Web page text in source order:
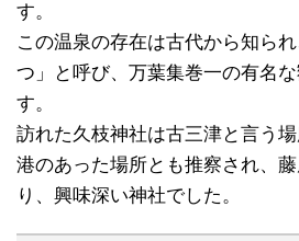
す。
この温泉の存在は古代から知ら
つ」と呼び、万葉集巻一の有名
す。
訪れた久枝神社は古三津と言う
港のあった場所とも推察され、
り、興味深い神社でした。